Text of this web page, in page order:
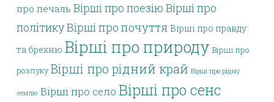
про печаль Вірші про поезію Вірші про
політикуВірші про почуття Вірші про правду
та брехню Вірші про природу Вірші про
розлуку Вірші про рідний край Вірші про рідну
землю Вірші про село Вірші про сенс